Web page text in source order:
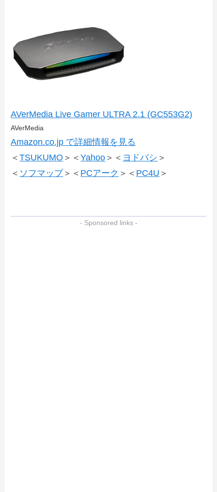
AVerMedia Live Gamer ULTRA 2.1 (GC553G2)
AVerMedia
Amazon.co.jp で詳細情報を見る
＜TSUKUMO ＞＜Yahoo ＞＜ ヨドバシ ＞
＜ ソフマップ＞＜ PCアーク ＞＜ PC4U ＞
- Sponsored links -